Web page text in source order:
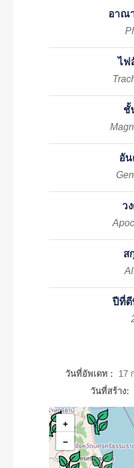
อาณ
ไฟ
ชั้
อั
ว
ส
ปีที่ตี
วันที่อัพเดท :
17
วันที่สร้าง:
+
−